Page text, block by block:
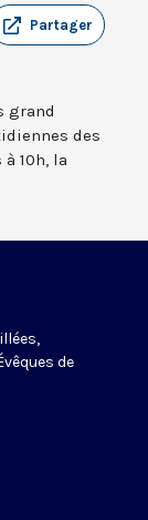
Partager
grand
des
10h, la
de